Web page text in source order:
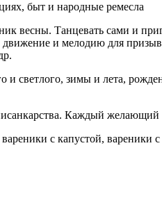
быт и народные ремесла
весны. Танцевать сами и
и мелодию для
светлого, зимы и лета,
Каждый желающий
с капустой,